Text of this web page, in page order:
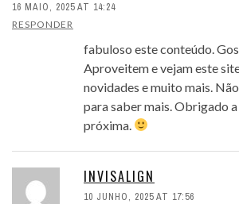
16 MAIO, 2025 AT 14:24
RESPONDER
fabuloso este conteúdo.
Aproveitem e vejam este
novidades e muito mais.
para saber mais. Obrigado
próxima.
INVISALIGN
10 JUNHO, 2025 AT 17:56